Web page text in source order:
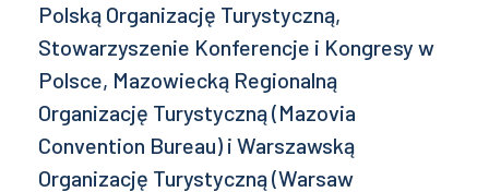
Polską Organizację Turystyczną,
Stowarzyszenie Konferencje i Kongresy w
Polsce, Mazowiecką Regionalną
Organizację Turystyczną (Mazovia
Convention Bureau) i Warszawską
Organizację Turystyczną (Warsaw